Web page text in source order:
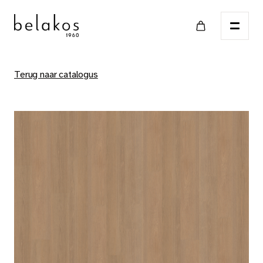
Terug naar catalogus